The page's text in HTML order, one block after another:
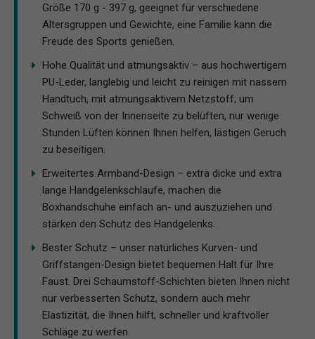
Größe 170 g - 397 g, geeignet für verschiedene
Altersgruppen und Gewichte, eine Familie kann die
Freude des Sports genießen.
Hohe Qualität und atmungsaktiv – aus hochwertigem
PU-Leder, langlebig und leicht zu reinigen mit nassem
Handtuch, mit atmungsaktivem Netzstoff, um
Schweiß von der Innenseite zu belüften, nur wenige
Stunden Lüften können Ihnen helfen, lästigen Geruch
zu beseitigen.
Erweitertes Armband-Design – extra dicke und extra
lange Handgelenkschlaufe, machen die
Boxhandschuhe einfach an- und auszuziehen und
stärken den Schutz des Handgelenks.
Bester Schutz – unser natürliches Kurven- und
Griffstangen-Design bietet bequemen Halt für Ihre
Faust. Drei Schaumstoff-Schichten bieten Ihnen nicht
nur verbesserten Schutz, sondern auch mehr
Elastizität, die Ihnen hilft, schneller und kraftvoller
Schläge zu werfen